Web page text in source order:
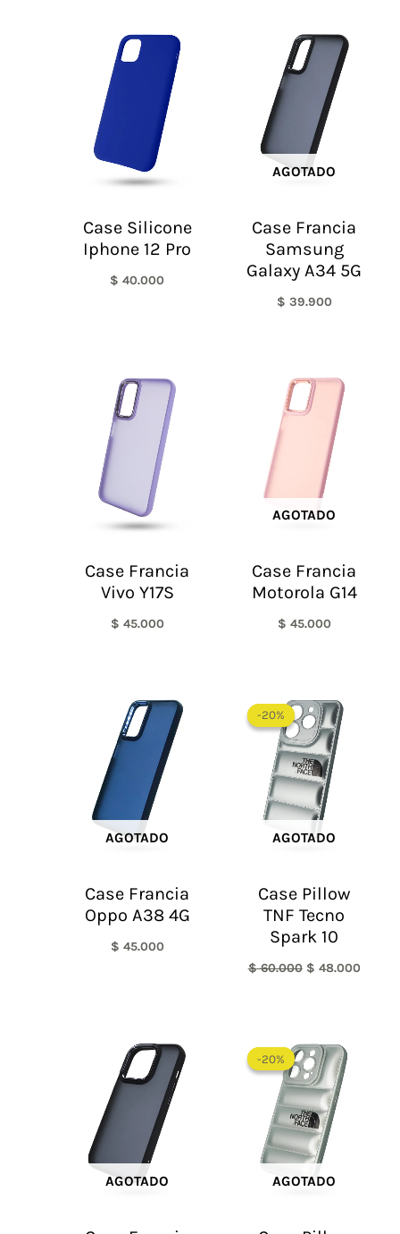
Case Silicone
Iphone 12 Pro
$ 40.000
AGOTADO
Case Francia
Samsung
Galaxy A34 5G
$ 39.900
Case Francia
Vivo Y17S
$ 45.000
AGOTADO
Case Francia
Motorola G14
$ 45.000
AGOTADO
Case Francia
Oppo A38 4G
$ 45.000
-20%
AGOTADO
-20%
Case Pillow
TNF Tecno
Spark 10
$60.000
precio
original
era:
$ 60.000.
$ 48.000
AGOTADO
-20%
AGOTADO
-20%
precio
original
era:
$ 60.000.